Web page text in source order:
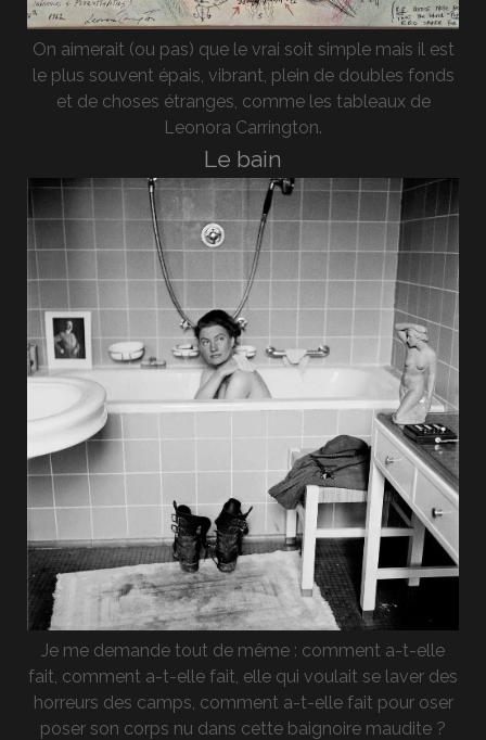
On aimerait (ou pas) que le vrai soit simple mais il est
le plus souvent épais, vibrant, plein de doubles fonds
et de choses étranges, comme les tableaux de
Leonora Carrington.
Le bain
Je me demande tout de même : comment a-t-elle
fait, comment a-t-elle fait, elle qui voulait se laver des
horreurs des camps, comment a-t-elle fait pour oser
poser son corps nu dans cette baignoire maudite ?